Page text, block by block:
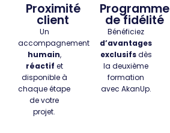
Proximité
client
Un
accompagnement
humain,
réactif et
disponible à
chaque étape
de votre
projet.
Programme
de fidélité
Bénéficiez
d’avantages
exclusifsdès
la deuxième
formation
avec AkanUp.